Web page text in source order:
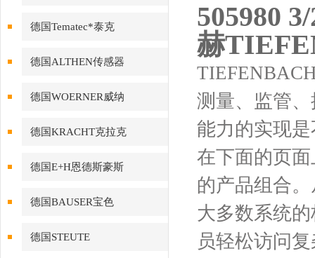
德国Tematec*泰克
德国ALTHEN传感器
德国WOERNER威纳
德国KRACHT克拉克
德国E+H恩德斯豪斯
德国BAUSER宝色
德国STEUTE
505980
赫
测量、监管
能力的实现
在下面的页
的产品组合
大多数系统
员轻松访问